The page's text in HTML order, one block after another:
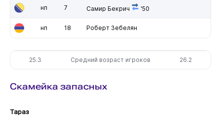
нп 7 Самир Бекрич '50
нп 18 Роберт Зебелян
25.3 Средний возраст игроков 26.2
Скамейка запасных
Тараз